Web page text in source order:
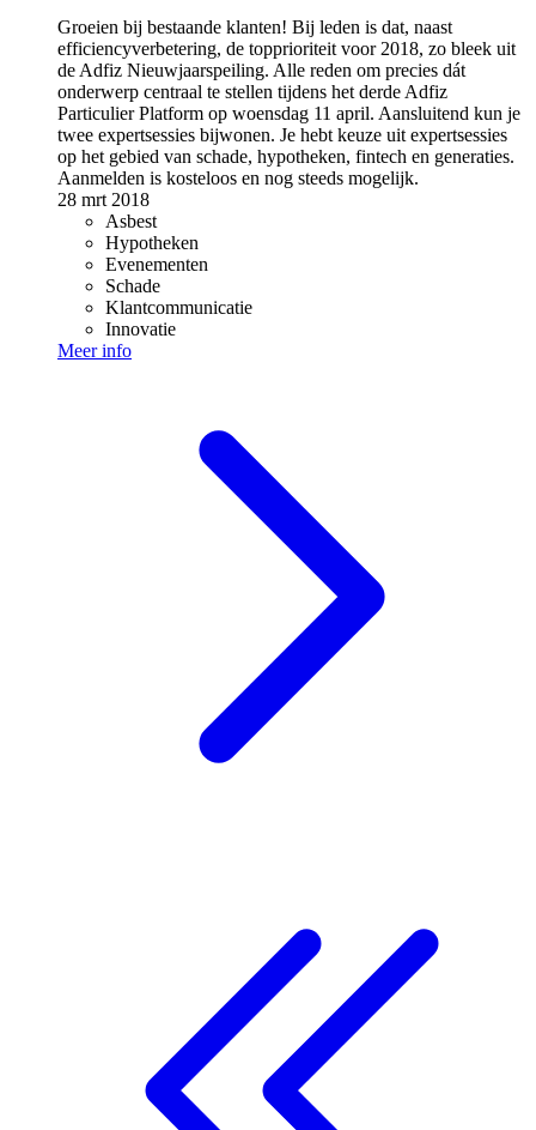
Groeien bij bestaande klanten! Bij leden is dat, naast
efficiencyverbetering, de topprioriteit voor 2018, zo bleek uit
de Adfiz Nieuwjaarspeiling. Alle reden om precies dát
onderwerp centraal te stellen tijdens het derde Adfiz
Particulier Platform op woensdag 11 april. Aansluitend kun je
twee expertsessies bijwonen. Je hebt keuze uit expertsessies
op het gebied van schade, hypotheken, fintech en generaties.
Aanmelden is kosteloos en nog steeds mogelijk.
28 mrt 2018
Asbest
Hypotheken
Evenementen
Schade
Klantcommunicatie
Innovatie
Meer info